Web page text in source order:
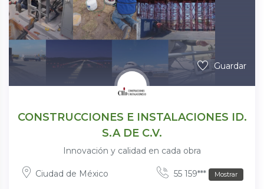
Guardar
CONSTRUCCIONES E INSTALACIONES ID.
S.A DE C.V.
Innovación y calidad en cada obra
Ciudad de México 55 159*** Mostrar